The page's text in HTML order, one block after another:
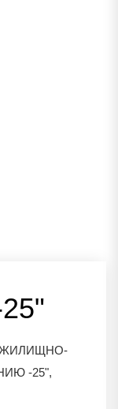
-25",